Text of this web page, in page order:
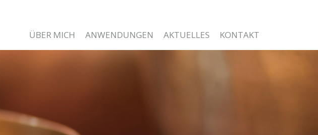
ÜBER MICH ANWENDUNGEN AKTUELLES KONTAKT